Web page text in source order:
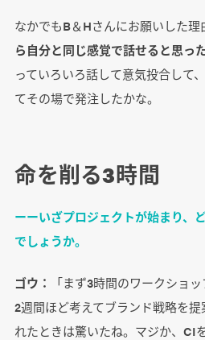
なかでもB＆Hさんにお願いした理
ら自分と同じ感覚で話せると思っ
っていろいろ話して意気投合して
てその場で発注したかな。
命を削る3時間
ーーいざプロジェクトが始まり、
でしょうか。
ゴウ：
「まず3時間のワークショ
2週間ほど考えてブランド戦略を
れたときは驚いたね。マジか、CI